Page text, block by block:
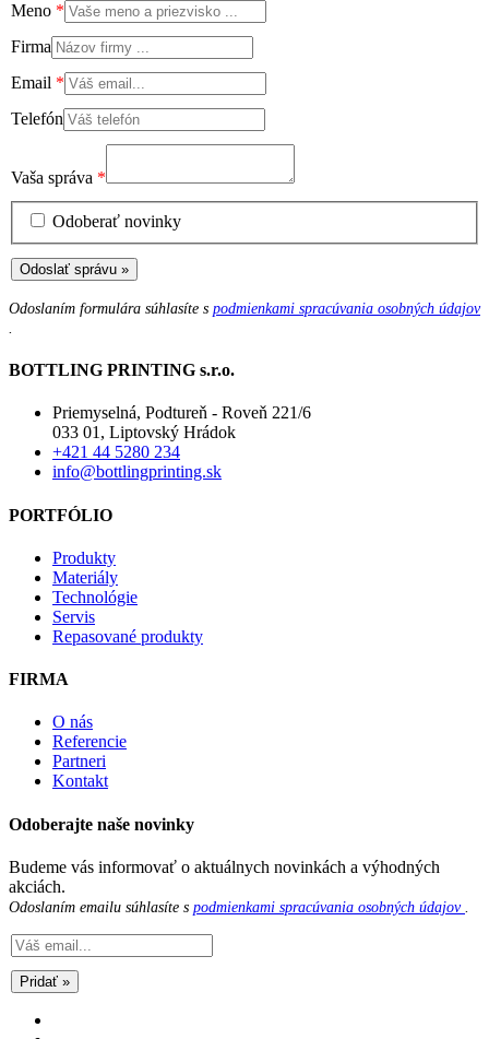
Meno
Firma
Email
Telefón
Vaša správa
Odoberať novinky
Odoslať správu »
Odoslaním formulára súhlasíte s podmienkami spracúvania osobných údajov
BOTTLING PRINTING s.r.o.
Priemyselná, Podtureň - Roveň 221/6
033 01, Liptovský Hrádok
+421 44 5280 234
info@bottlingprinting.sk
PORTFÓLIO
Produkty
Materiály
Technológie
Servis
Repasované produkty
FIRMA
O nás
Referencie
Partneri
Kontakt
Odoberajte naše novinky
Budeme vás informovať o aktuálnych novinkách a výhodných
akciách.
Odoslaním emailu súhlasíte s podmienkami spracúvania osobných údajov
Pridať »